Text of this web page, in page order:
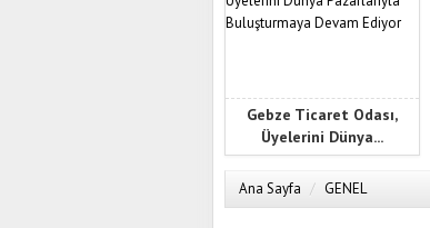
Gebze Ticaret Odası,
Üyelerini Dünya...
Ana Sayfa / GENEL